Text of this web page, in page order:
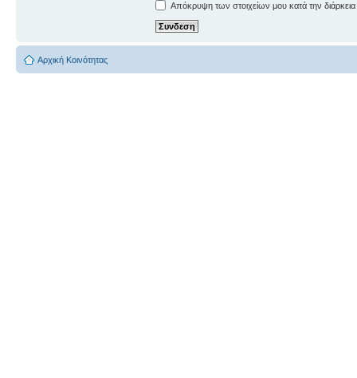
Απόκρυψη των στοιχείων μου κατά την
Αρχική Κοινότητας